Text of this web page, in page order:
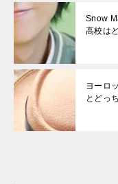
Snow
高校は
ヨーロ
とどっ